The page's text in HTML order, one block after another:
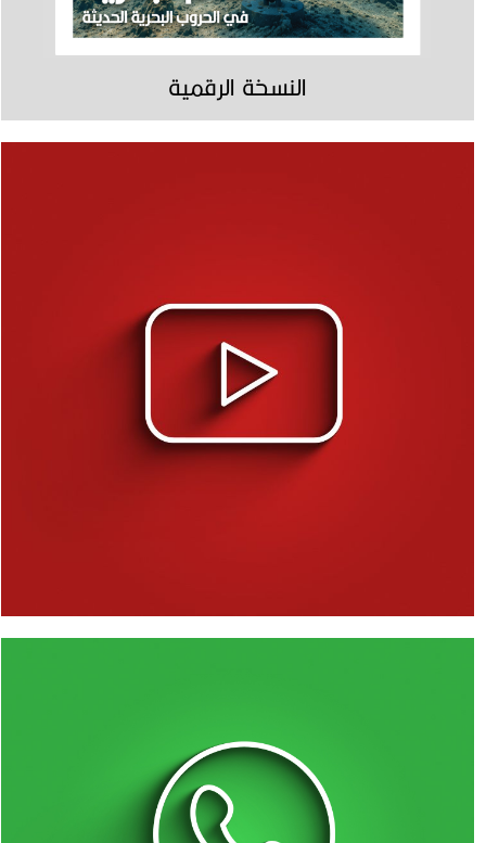
النسخة الرقمية